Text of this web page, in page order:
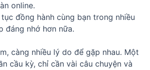
online.
đồng hành cùng bạn trong nhiều
đáng nhớ hơn nữa.
càng nhiều lý do để gặp nhau. Một
cầu kỳ, chỉ cần vài câu chuyện và